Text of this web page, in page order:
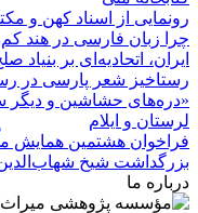
رونمایی از اسناد کهن و
چرا زبان فارسی در هند
ایران، اتحادیه‌ای بر
رستاخیز شعر پارسی در
«دره‌های حشاشین و دیگر
لرستان و ایلام
فراخوان هشتمین همایش
بزرگداشت شیخ
درباره ما